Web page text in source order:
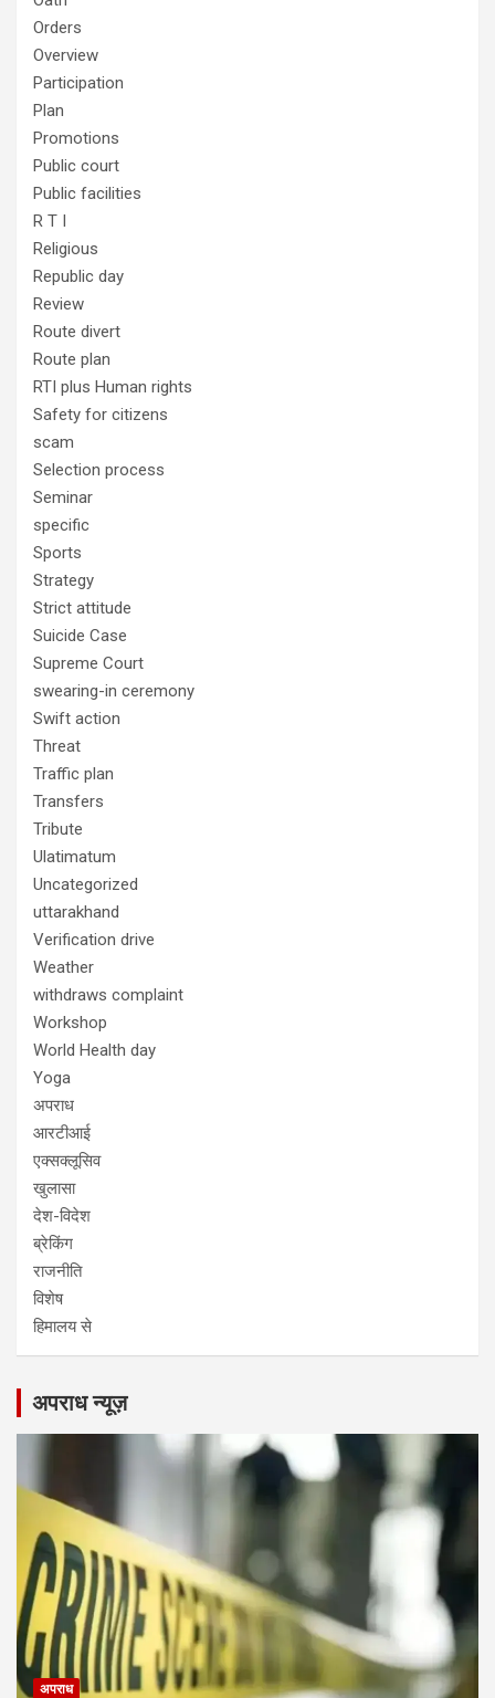
Orders
Overview
Participation
Plan
Promotions
Public court
Public facilities
R T I
Religious
Republic day
Review
Route divert
Route plan
RTI plus Human rights
Safety for citizens
scam
Selection process
Seminar
specific
Sports
Strategy
Strict attitude
Suicide Case
Supreme Court
swearing-in ceremony
Swift action
Threat
Traffic plan
Transfers
Tribute
Ulatimatum
Uncategorized
uttarakhand
Verification drive
Weather
withdraws complaint
Workshop
World Health day
Yoga
अपराध
आरटीआई
एक्सक्लूसिव
खुलासा
देश-विदेश
ब्रेकिंग
राजनीति
विशेष
हिमालय से
अपराध न्यूज़
अपराध